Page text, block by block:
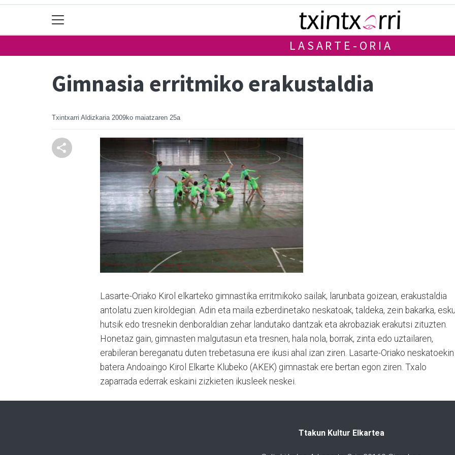
LASARTE-ORIA
Gimnasia erritmiko erakustaldia
Txintxarri Aldizkaria 2009ko maiatzaren 25a
Lasarte-Oriako Kirol elkarteko gimnastika erritmikoko sailak, larunbata goizean, erakustaldia
antolatu zuen kiroldegian. Adin eta maila ezberdinetako neskatoak, taldeka, zein bakarka,
hutsik edo tresnekin denboraldian zehar landutako dantzak eta akrobaziak erakutsi zituzten.
Honetaz gain, gimnasten malgutasun eta tresnen, hala nola, borrak, zinta edo uztailaren,
erabileran bereganatu duten trebetasuna ere ikusi ahal izan ziren. Lasarte-Oriako neskatoekin
batera Andoaingo Kirol Elkarte Klubeko (AKEK) gimnastak ere bertan egon ziren. Txalo
zaparrada ederrak eskaini zizkieten ikusleek neskei.
Ttakun Kultur Elkartea